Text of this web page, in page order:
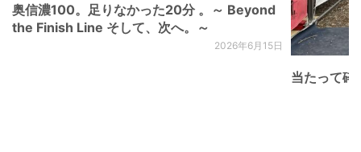
奥信濃100。足りなかった20分 。～ Beyond
the Finish Line そして、次へ。～
2026年6月15日
当たって砕